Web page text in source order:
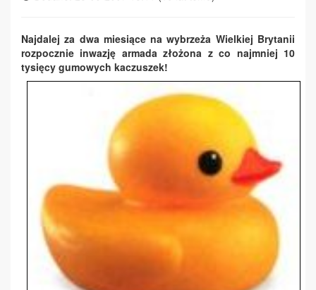
Najdalej za dwa miesiące na wybrzeża Wielkiej Brytanii
rozpocznie inwazję armada złożona z co najmniej 10
tysięcy gumowych kaczuszek!